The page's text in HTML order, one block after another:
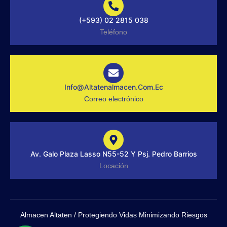
n
s
t
a
r
a
-
1
-
i
g
(+593) 02 2815 038
Teléfono
Info@altatenalmacen.com.ec
Correo electrónico
Av. Galo Plaza Lasso N55-52 Y Psj. Pedro Barrios
Locación
Almacen Altaten / Protegiendo Vidas Minimizando Riesgos